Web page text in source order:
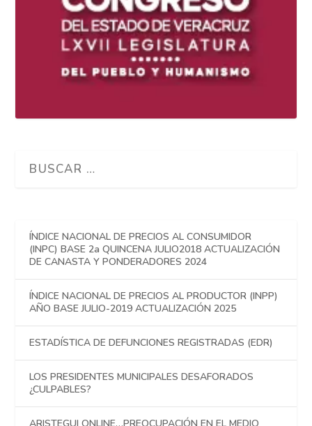
ÍNDICE NACIONAL DE PRECIOS AL CONSUMIDOR
(INPC) BASE 2a QUINCENA JULIO2018 ACTUALIZACIÓN
DE CANASTA Y PONDERADORES 2024
ÍNDICE NACIONAL DE PRECIOS AL PRODUCTOR (INPP)
AÑO BASE JULIO-2019 ACTUALIZACIÓN 2025
ESTADÍSTICA DE DEFUNCIONES REGISTRADAS (EDR)
LOS PRESIDENTES MUNICIPALES DESAFORADOS
¿CULPABLES?